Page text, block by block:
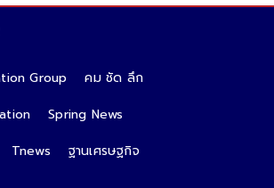
Group
คม ชัด ลึก
Spring News
Tnews ฐานเศรษฐกิจ